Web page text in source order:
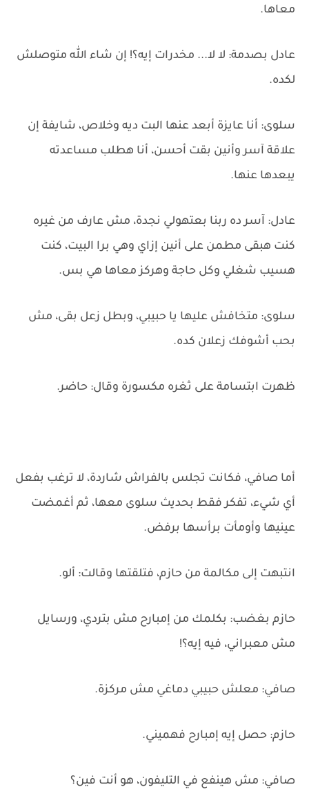
معاها.
عادل بصدمة: لا لا... مخدرات إيه؟! إن شاء الله متوصلش
لكده.
سلوى: أنا عايزة أبعد عنها البت ديه وخلاص، شايفة إن
علاقة آسر وأنين بقت أحسن، أنا هطلب مساعدته
يبعدها عنها.
عادل: آسر ده ربنا بعتهولي نجدة، مش عارف من غيره
كنت هبقى مطمن على أنين إزاي وهي برا البيت، كنت
هسيب شغلي وكل حاجة وهركز معاها هي بس.
سلوى: متخافش عليها يا حبيبي، وبطل زعل بقى، مش
بحب أشوفك زعلان كده.
ظهرت ابتسامة على ثغره مكسورة وقال: حاضر.
أما صافي، فكانت تجلس بالفراش شاردة، لا ترغب بفعل
أي شيء، تفكر فقط بحديث سلوى معها، ثم أغمضت
عينيها وأومأت برأسها برفض.
انتبهت إلى مكالمة من حازم، فتلقتها وقالت: ألو.
حازم بغضب: بكلمك من إمبارح مش بتردي، ورسايل
مش معبراني، فيه إيه؟!
صافي: معلش حبيبي دماغي مش مركزة.
حازم: حصل إيه إمبارح فهميني.
صافي: مش هينفع في التليفون، هو أنت فين؟